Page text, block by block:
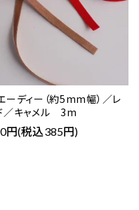
ーディー（約5mm幅）／レ
／キャメル 3m
円(税込385円)